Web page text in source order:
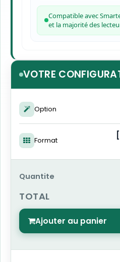
Compatible avec
et la majorité des
VOTRE
Option
Format
Quantite
TOTAL
Ajouter au panier